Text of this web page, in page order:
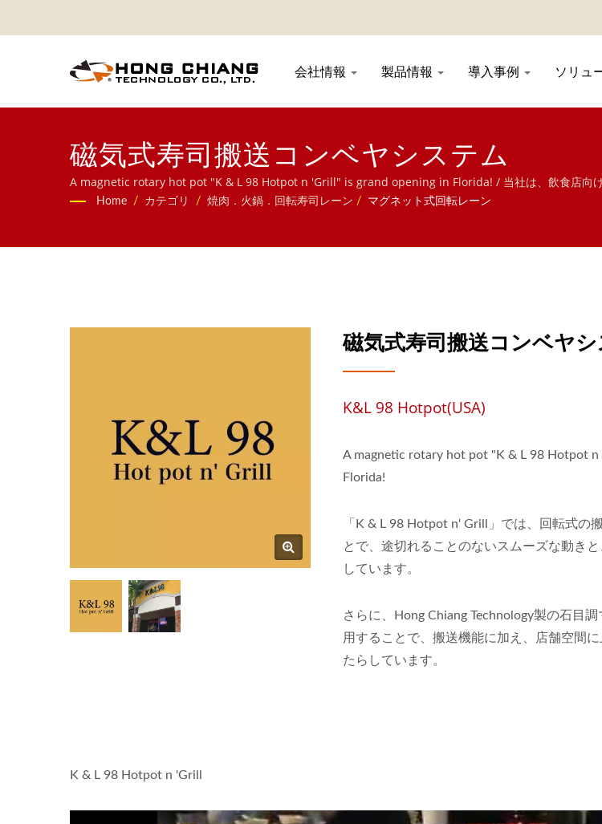
会社情報 製品情報 導入事例 ソリュ
磁気式寿司搬送コンベヤシステム
A magnetic rotary hot pot "K & L 98 Hotpot n 'Grill" is grand opening in Florida! / 当社は、飲食店向け
コンベヤシステム、回転寿司コンベヤ、タブレット注文システム、モバイルオーダーシステム、ディス
Home / カテゴリ / 焼肉．火鍋．回転寿司レーン / マグネット式回転レーン
磁気式寿司搬送コンベヤ
K&L 98 Hotpot(USA)
A magnetic rotary hot pot "K & L 98 Hotpot n
Florida!
「K & L 98 Hotpot n' Grill」では、回転式の
とで、途切れることのないスムーズな動き
しています。
さらに、Hong Chiang Technology製の石目
用することで、搬送機能に加え、店舗空間
たらしています。
K & L 98 Hotpot n 'Grill